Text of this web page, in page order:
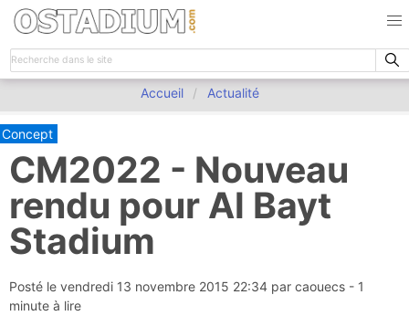
Accueil Actualité
Concept
CM2022 - Nouveau
rendu pour Al Bayt
Stadium
Posté le vendredi 13 novembre 2015 22:34 par caouecs - 1
minute à lire